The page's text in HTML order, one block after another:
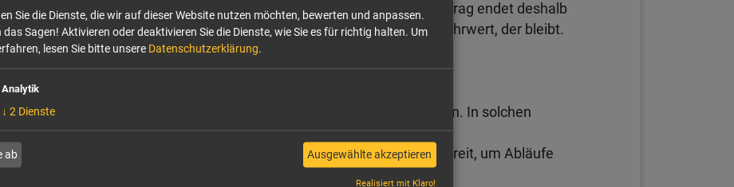
sie zu befähigen, Erfolge selbstständig fortzuführen. Jeder Auftrag endet deshalb
mit einem echten Wissensgewinn für das Unternehmen – ein Mehrwert, der bleibt.
im Management
der Ausfall einer Führungskraft schnell zu spürbaren Engpässen führen. In solchen
Interim-Manager:innen für Stabilität und Kontinuität. Ob bei
Vakanzen oder strategischen Projekten – die Experten stehen bereit, um Abläufe
Betrieb sicher zu steuern.
Sie die Dienste, die wir auf dieser Website nutzen möchten, bewerten und anpassen.
das Sagen! Aktivieren oder deaktivieren Sie die Dienste, wie Sie es für richtig halten. Um
lesen Sie bitte unsere Datenschutzerklärung.
Analytik
↓ 2 Dienste
ab Ausgewählte akzeptieren
Realisiert mit Klaro!